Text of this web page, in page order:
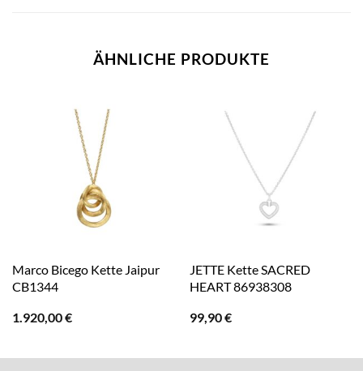
ÄHNLICHE PRODUKTE
Marco Bicego Kette Jaipur
CB1344
1.920,00€
JETTE Kette SACRED
HEART 86938308
99,90€